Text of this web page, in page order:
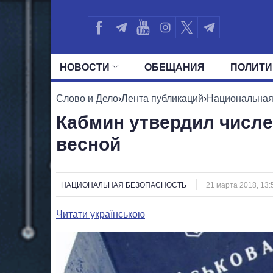
НОВОСТИ ОБЕЩАНИЯ
ВСЕ ПОЛИТИКИ ПРЕЗИДЕНТ И
Слово и Дело›Лента публикаций›
Кабмин утвердил
весной
НАЦИОНАЛЬНАЯ БЕЗОПАСНОСТЬ 21 марта 2018,
Читати українською